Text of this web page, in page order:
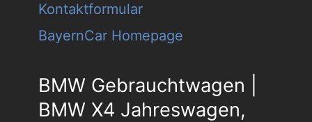
Kontaktformular
BayernCar Homepage
BMW Gebrauchtwagen |
BMW X4 Jahreswagen,